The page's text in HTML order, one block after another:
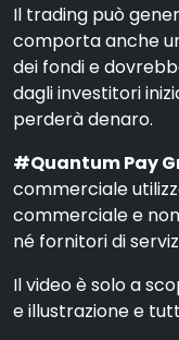
Il trading può
comporta anche
dei fondi e
dagli investitori
perderà denaro.
#Quantum Pay
commerciale
commerciale e
né fornitori di
Il video è solo a
e illustrazione e